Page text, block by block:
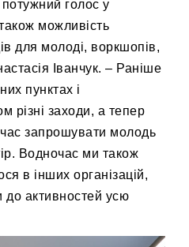
голос у
можливість
для молоді, воркшопів,
Іванчук. – Раніше
пунктах і
різні заходи, а тепер
запрошувати молодь
Водночас ми також
в інших організацій,
до активностей усю